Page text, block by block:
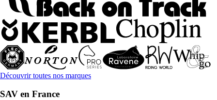
Découvrir toutes nos marques
SAV en France